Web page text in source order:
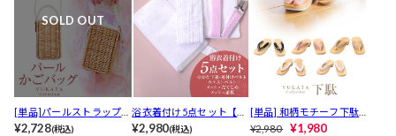
SOLD OUT
[単品]パールストラップ付
きスクエアかごバッグ【2
¥2,728(税込)
浴衣着付け5点セット【Y
UKATA by dazzy 2025】
¥2,980(税込)
[単品] 和柄モチーフ下駄
【YUKATA by dazzy 202
¥2,980 ¥1,980